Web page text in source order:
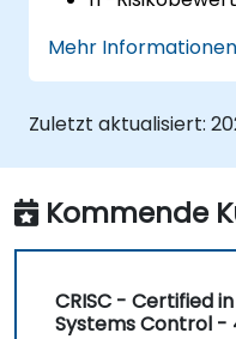
designen und
Effektiv auf die
Mehr
Zuletzt aktualisiert:
Kommende
CRISC - Certified
Systems Control -